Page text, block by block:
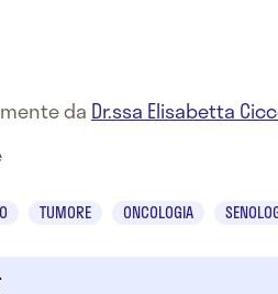
da Dr.ssa Elisabetta
TUMORE ONCOLOGIA